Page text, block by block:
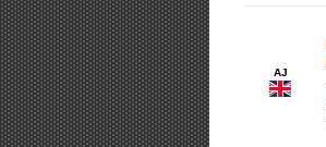
AJ